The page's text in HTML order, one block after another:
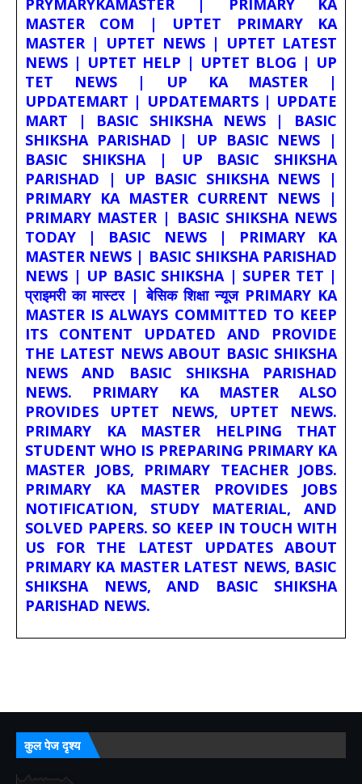
PRYMARYKAMASTER | PRIMARY KA
MASTER COM | UPTET PRIMARY KA
MASTER | UPTET NEWS | UPTET LATEST
NEWS | UPTET HELP | UPTET BLOG | UP
TET NEWS | UP KA MASTER |
UPDATEMART | UPDATEMARTS | UPDATE
MART | BASIC SHIKSHA NEWS | BASIC
SHIKSHA PARISHAD | UP BASIC NEWS |
BASIC SHIKSHA | UP BASIC SHIKSHA
PARISHAD | UP BASIC SHIKSHA NEWS |
PRIMARY KA MASTER CURRENT NEWS |
PRIMARY MASTER | BASIC SHIKSHA NEWS
TODAY | BASIC NEWS | PRIMARY KA
MASTER NEWS | BASIC SHIKSHA PARISHAD
NEWS | UP BASIC SHIKSHA | SUPER TET |
प्राइमरी का मास्टर | बेसिक शिक्षा न्यूज PRIMARY KA
MASTER IS ALWAYS COMMITTED TO KEEP
ITS CONTENT UPDATED AND PROVIDE
THE LATEST NEWS ABOUT BASIC SHIKSHA
NEWS AND BASIC SHIKSHA PARISHAD
NEWS. PRIMARY KA MASTER ALSO
PROVIDES UPTET NEWS, UPTET NEWS.
PRIMARY KA MASTER HELPING THAT
STUDENT WHO IS PREPARING PRIMARY KA
MASTER JOBS, PRIMARY TEACHER JOBS.
PRIMARY KA MASTER PROVIDES JOBS
NOTIFICATION, STUDY MATERIAL, AND
SOLVED PAPERS. SO KEEP IN TOUCH WITH
US FOR THE LATEST UPDATES ABOUT
PRIMARY KA MASTER LATEST NEWS, BASIC
SHIKSHA NEWS, AND BASIC SHIKSHA
PARISHAD NEWS.
कुल पेज दृश्य